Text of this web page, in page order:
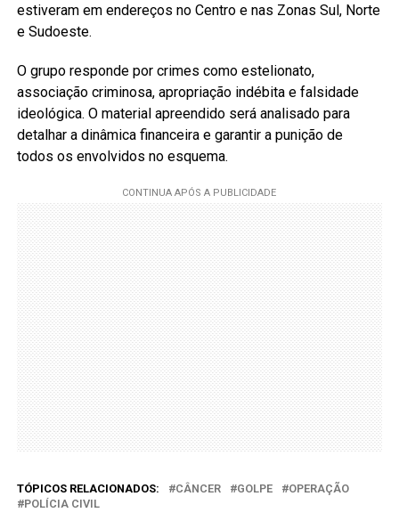
estiveram em endereços no Centro e nas Zonas Sul, Norte
e Sudoeste.
O grupo responde por crimes como estelionato,
associação criminosa, apropriação indébita e falsidade
ideológica. O material apreendido será analisado para
detalhar a dinâmica financeira e garantir a punição de
todos os envolvidos no esquema.
TÓPICOS RELACIONADOS: CÂNCER GOLPE
OPERAÇÃO
POLÍCIA CIVIL